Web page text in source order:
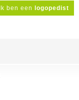
Ik ben een logopedist